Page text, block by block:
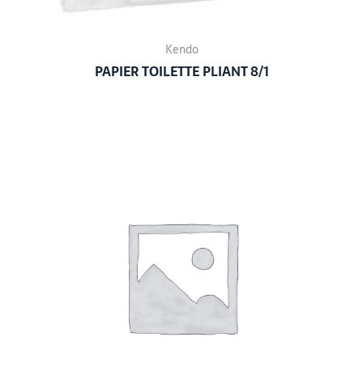
Kendo
PAPIER TOILETTE PLIANT 8/1